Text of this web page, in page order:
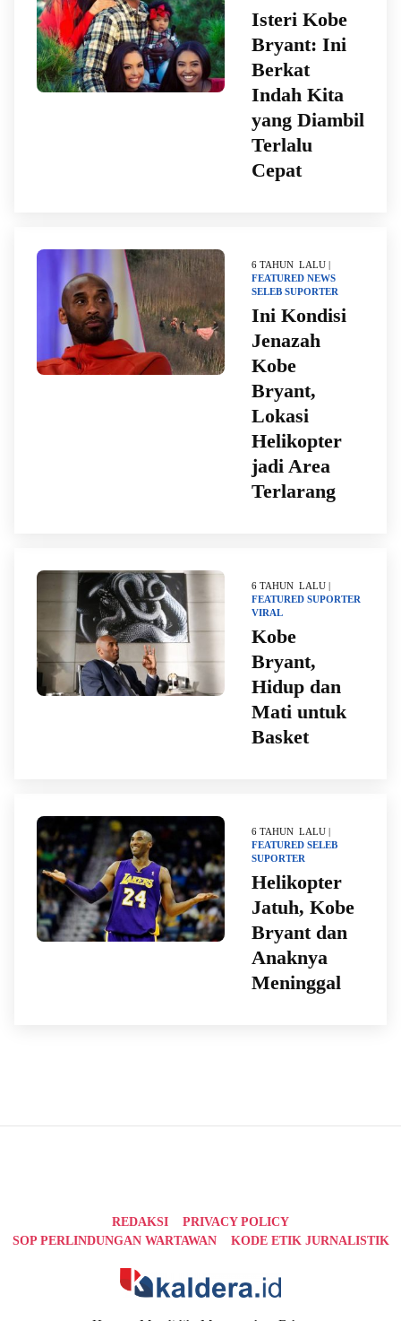
Isteri Kobe
Bryant: Ini
Berkat
Indah Kita
yang Diambil
Terlalu
Cepat
6 TAHUN LALU |
FEATURED NEWS
SELEB SUPORTER
Ini Kondisi
Jenazah
Kobe
Bryant,
Lokasi
Helikopter
jadi Area
Terlarang
6 TAHUN LALU |
FEATURED SUPORTER
VIRAL
Kobe
Bryant,
Hidup dan
Mati untuk
Basket
6 TAHUN LALU |
FEATURED SELEB
SUPORTER
Helikopter
Jatuh, Kobe
Bryant dan
Anaknya
Meninggal
REDAKSI
PRIVACY POLICY
SOP PERLINDUNGAN WARTAWAN
KODE ETIK JURNALISTIK